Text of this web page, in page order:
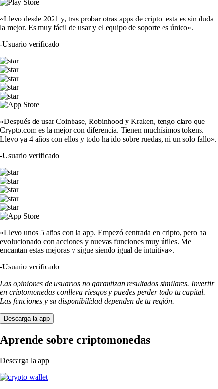
«Llevo desde 2021 y, tras probar otras apps de cripto, esta es sin duda
la mejor. Es muy fácil de usar y el equipo de soporte es único».
-Usuario verificado
«Después de usar Coinbase, Robinhood y Kraken, tengo claro que
Crypto.com es la mejor con diferencia. Tienen muchísimos tokens.
Llevo ya 4 años con ellos y todo ha ido sobre ruedas, ni un solo fallo».
-Usuario verificado
«Llevo unos 5 años con la app. Empezó centrada en cripto, pero ha
evolucionado con acciones y nuevas funciones muy útiles. Me
encantan estas mejoras y sigue siendo igual de intuitiva».
-Usuario verificado
Las opiniones de usuarios no garantizan resultados similares. Invertir
en criptomonedas conlleva riesgos y puedes perder todo tu capital.
Las funciones y su disponibilidad dependen de tu región.
Descarga la app
Aprende sobre criptomonedas
Descarga la app